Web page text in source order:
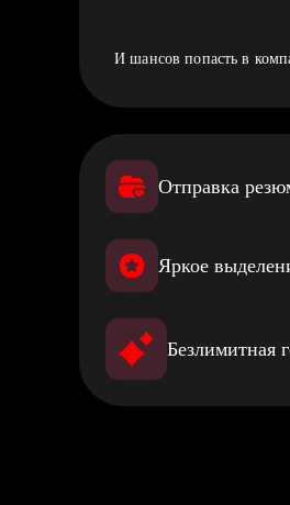
И шансов попасть в
Отправка
Яркое
Безлимитная